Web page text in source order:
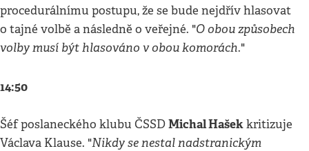
procedurálnímu postupu, že se bude nejdřív hlasovat
o tajné volbě a následně o veřejné. "O obou způsobech
volby musí být hlasováno v obou komorách."
14:50
Šéf poslaneckého klubu ČSSDMichal Hašekkritizuje
Václava Klause. "Nikdy se nestal nadstranickým